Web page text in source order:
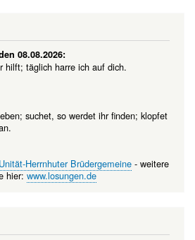
08.08.2026:
hilft; täglich harre ich auf dich.
suchet, so werdet ihr finden; klopfet
Herrnhuter Brüdergemeine - weitere
hier:www.losungen.de